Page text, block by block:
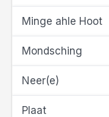
Minge ahle Hoot
Mondsching
Neer(e)
Plaat